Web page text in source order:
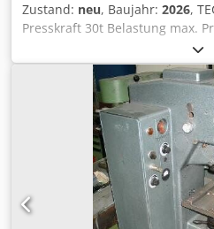
Zustand: neu, Baujahr: 2026,
Presskraft 30t Belastung max.
Kolbenhub 160mm Kolben
Abmessungen und Gewichte
Breite/Tiefe (Produkt) ca.
1920mm Gewicht (Netto) ca.
Einbauhöhe max. 1030mm
LIEFERUMFANG 2-teiliger
Rundmaterial Hand- und
Senken des Tisches Standort:
verfügbar - Dsdpfx Aei